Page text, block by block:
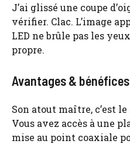
J’ai glissé une coupe
vérifier. Clac. L’image
LED ne brûle pas les
propre.
Avantages &
Son atout maître, c’est le
Vous avez accès à une
mise au point coaxiale